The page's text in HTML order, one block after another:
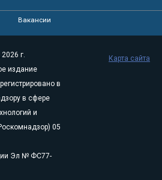
Вакансии
г.
издание
в
в сфере
и
05
Эл № ФС77-
Карта сайта